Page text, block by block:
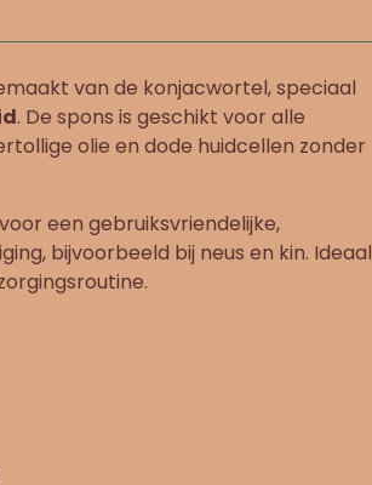
van de konjacwortel, speciaal
. De spons is geschikt voor alle
olie en dode huidcellen zonder
voor een gebruiksvriendelijke,
bijvoorbeeld bij neus en kin. Ideaal